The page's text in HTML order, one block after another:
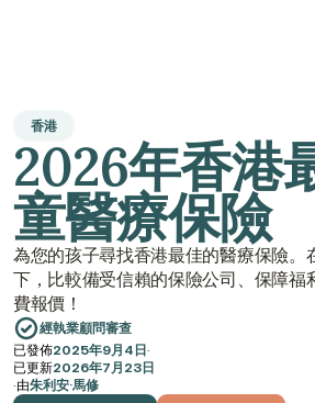
香港
2026年香港
童醫療保險
為您的孩子尋找香港最佳的醫療保險。
下，比較備受信賴的保險公司、保障福
費報價！
經執業顧問審查
已發佈2025年9月4日·
已更新2026年7月23日
·由朱利安·馬修